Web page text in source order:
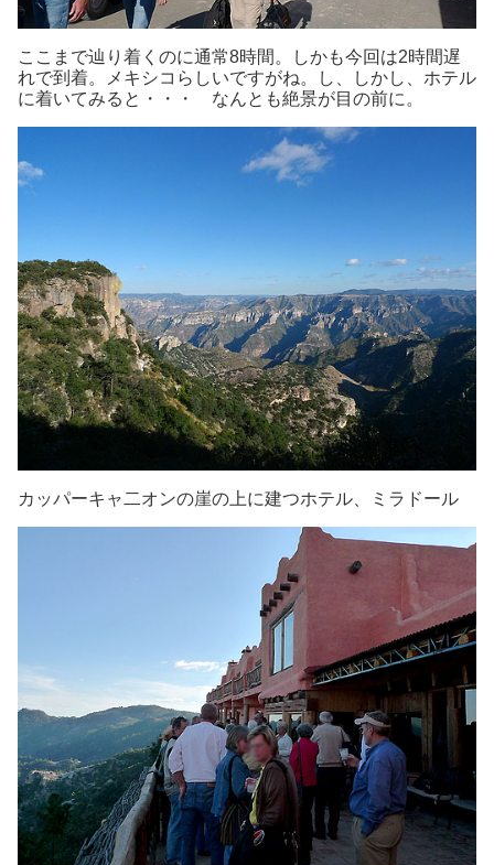
ここまで辿り着くのに通常8時間。しかも今回は2時間遅
れで到着。メキシコらしいですがね。し、しかし、ホテル
に着いてみると・・・ なんとも絶景が目の前に。
カッパーキャ二オンの崖の上に建つホテル、ミラドール